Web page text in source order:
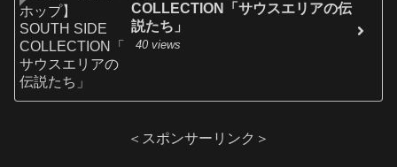
COLLECTION「サウスエリアの伝
説たち」
40 views
＜スポンサーリンク＞